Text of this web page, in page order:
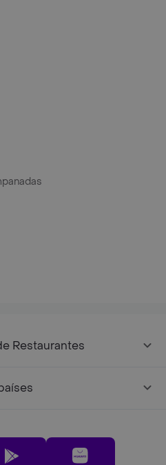
Restaurantes